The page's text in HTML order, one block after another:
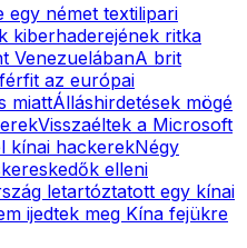
egy német textilipari
kiberhaderejének ritka
VenezuelábanA brit
az európai
miattÁlláshirdetések mögé
Visszaéltek a Microsoft
kínai hackerekNégy
elleni
letartóztatott egy kínai
ijedtek meg Kína fejükre